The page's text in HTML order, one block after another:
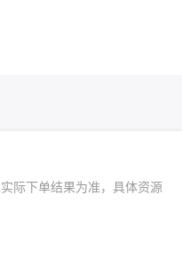
际下单结果为准，具体资源